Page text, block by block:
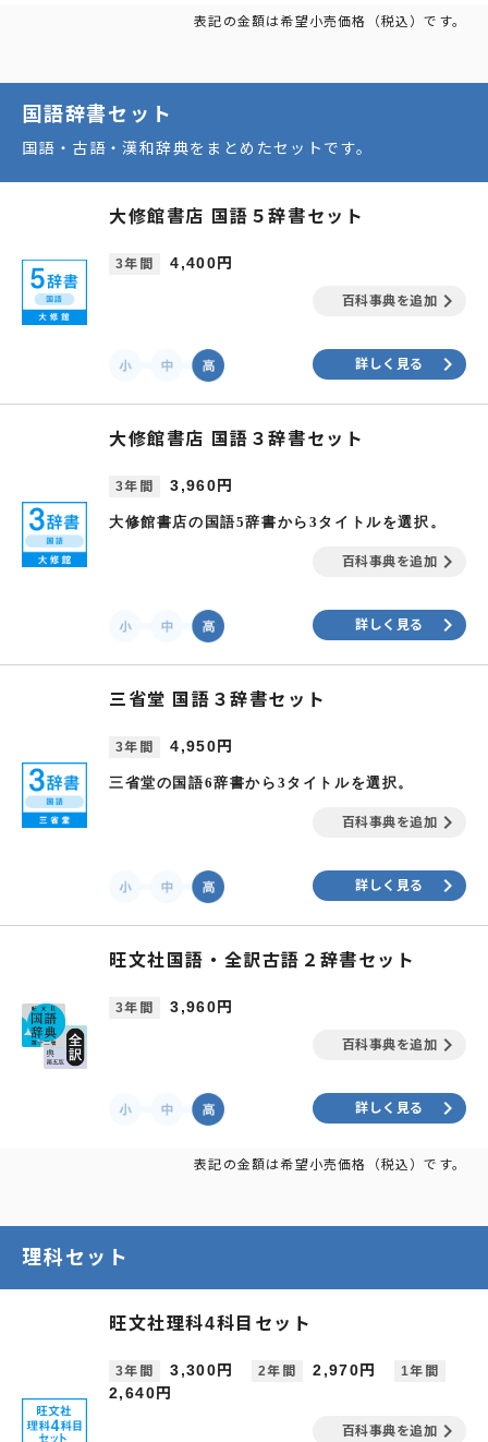
表記の金額は希望小売価格（税込）です。
国語辞書セット
国語・古語・漢和辞典をまとめたセットです。
大修館書店 国語５辞書セット
3年間 4,400円
百科事典を追加keyboard_arrow_right
詳しく見る keyboard_arrow_right
大修館書店 国語３辞書セット
3年間 3,960円
大修館書店の国語5辞書から3タイトルを選択。
百科事典を追加keyboard_arrow_right
詳しく見る keyboard_arrow_right
三省堂 国語３辞書セット
3年間 4,950円
三省堂の国語6辞書から3タイトルを選択。
百科事典を追加keyboard_arrow_right
詳しく見る keyboard_arrow_right
旺文社国語・全訳古語２辞書セット
3年間 3,960円
百科事典を追加keyboard_arrow_right
詳しく見る keyboard_arrow_right
表記の金額は希望小売価格（税込）です。
理科セット
旺文社理科4科目セット
3年間 3,300円 2年間 2,970円 1年間
2,640円
百科事典を追加keyboard_arrow_right